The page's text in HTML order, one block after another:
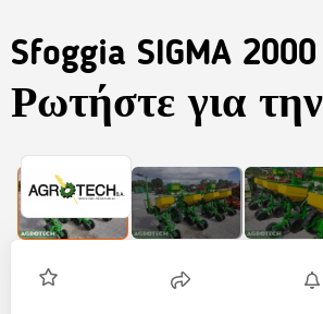
Sfoggia SIGMA 2000
Ρωτήστε για